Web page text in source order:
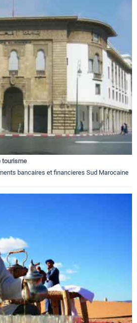
tourisme
bancaires et financieres Sud Marocaine